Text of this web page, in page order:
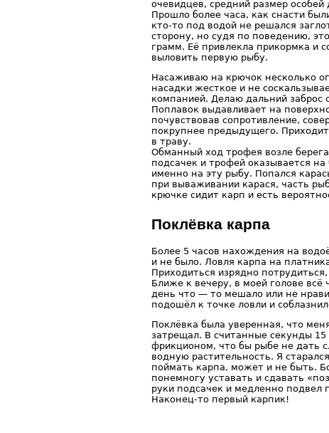
очевидцев, средний размер
Прошло более часа, как снасти
кто-то под водой не решался
сторону, но судя по поведению,
грамм. Её привлекла прикормка и
выловить первую рыбу.
Насаживаю на крючок несколько
насадки жесткое и не
компанией. Делаю дальний заброс
Поплавок выдавливает на
почувствовав сопротивление,
покрупнее предыдущего.
в траву.
Обманный ход трофея возле
подсачек и трофей оказывается
именно на эту рыбу. Попался
при вываживании карася, часть
крючке сидит карп и есть
Поклёвка карпа
Более 5 часов нахождения на
и не было. Ловля карпа на
Приходиться изрядно
Ближе к вечеру, в моей голове
день что — то мешало или не
подошёл к точке ловли и
Поклёвка была уверенная, что
затрещал. В считанные секунды
фрикционом, что бы рыбе не дать
водную растительность. Я
поймать карпа, может и не быть.
понемногу уставать и сдавать
руки подсачек и медленно подвел
Наконец-то первый карпик!